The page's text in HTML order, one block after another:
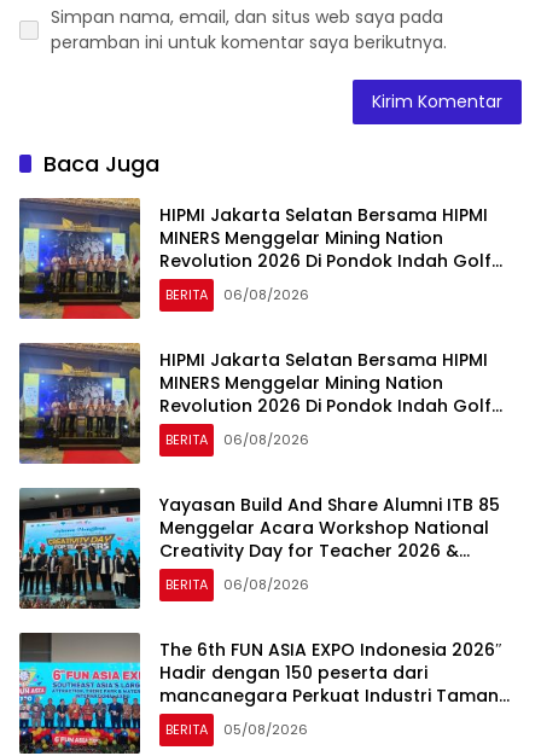
Simpan nama, email, dan situs web saya pada
peramban ini untuk komentar saya berikutnya.
Baca Juga
HIPMI Jakarta Selatan Bersama HIPMI
MINERS Menggelar Mining Nation
Revolution 2026 Di Pondok Indah Golf
Jakarta
BERITA 06/08/2026
HIPMI Jakarta Selatan Bersama HIPMI
MINERS Menggelar Mining Nation
Revolution 2026 Di Pondok Indah Golf
Jakarta
BERITA 06/08/2026
Yayasan Build And Share Alumni ITB 85
Menggelar Acara Workshop National
Creativity Day for Teacher 2026 &
Dibuka Resmi Pramono Anung (Gubernur
DKI Jakarta)
BERITA 06/08/2026
The 6th FUN ASIA EXPO Indonesia 2026″
Hadir dengan 150 peserta dari
mancanegara Perkuat Industri Taman
Rekreasi dan Ekosistem Pariwisata di
Tanah Air
BERITA 05/08/2026